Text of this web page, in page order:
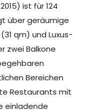
ist für 124
über geräumige
qm) und Luxus-
zwei Balkone
Bereichen
Restaurants mit
einladende